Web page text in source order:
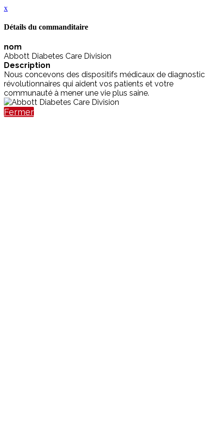
x
Détails du commanditaire
nom
Abbott Diabetes Care Division
Description
Nous concevons des dispositifs médicaux de diagnostic
révolutionnaires qui aident vos patients et votre
communauté à mener une vie plus saine.
Fermer